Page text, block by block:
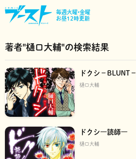
毎週火曜•金曜
お昼12時更新
著者"樋口大輔"の検索結果
ドクシ－BLUNT－
樋口大輔
ドクシ―読師―
樋口大輔